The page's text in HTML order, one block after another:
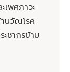
พศภาวะ
นวัณโรค
ะชากรข้าม